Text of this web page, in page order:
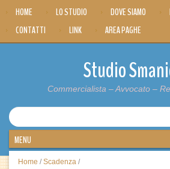
HOME LO STUDIO DOVE SIAMO
CONTATTI
LINK AREA PAGHE
Studio
Commercialista – Avvocato –
Home / Scadenza /